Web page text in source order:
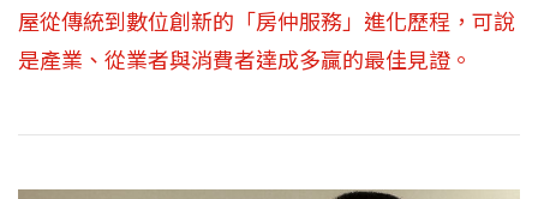
屋從傳統到數位創新的「房仲服務」進化歷程，可說
是產業、從業者與消費者達成多贏的最佳見證。